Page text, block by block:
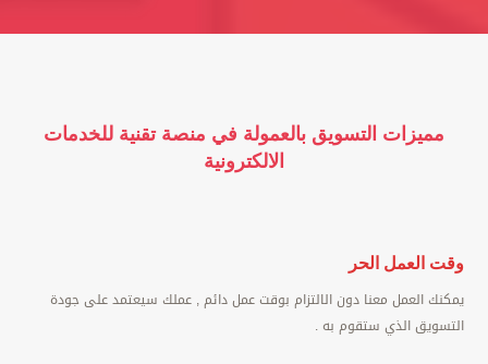
مميزات التسويق بالعمولة في منصة تقنية للخدمات
الالكترونية
وقت العمل الحر
يمكنك العمل معنا دون الالتزام بوقت عمل دائم , عملك سيعتمد على جودة
التسويق الذي ستقوم به .